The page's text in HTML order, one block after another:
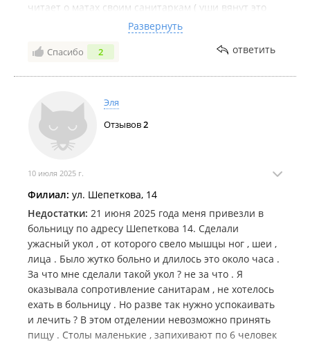
читает о матах своим санитаркам ( уши вянут это
слушать ) а не моему вырвавшемуся негодованию .
Смешная неприятная женщина .
Развернуть
Спасибо 2 ответить
Эля
Отзывов2
10 июля 2025 г.
Филиал: ул. Шепеткова, 14
Недостатки: 21 июня 2025 года меня привезли в
больницу по адресу Шепеткова 14. Сделали
ужасный укол , от которого свело мышцы ног , шеи ,
лица . Было жутко больно и длилось это около часа .
За что мне сделали такой укол ? не за что . Я
оказывала сопротивление санитарам , не хотелось
ехать в больницу . Но разве так нужно успокаивать
и лечить ? В этом отделении невозможно принять
пищу . Столы маленькие , запихивают по 6 человек